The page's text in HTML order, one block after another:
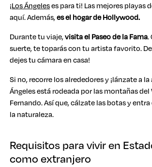
¡Los Ángeleses para ti! Las mejores playas
aquí. Además,es el hogar de Hollywood.
Durante tu viaje,visita el Paseo de la Fama.
suerte, te toparás con tu artista favorito.
dejes tu cámara en casa!
Si no, recorre los alrededores y ¡lánzate a
Ángeles está rodeada por las montañas del
Fernando. Así que, cálzate las botas y
la naturaleza.
Requisitos para vivir en
como extranjero